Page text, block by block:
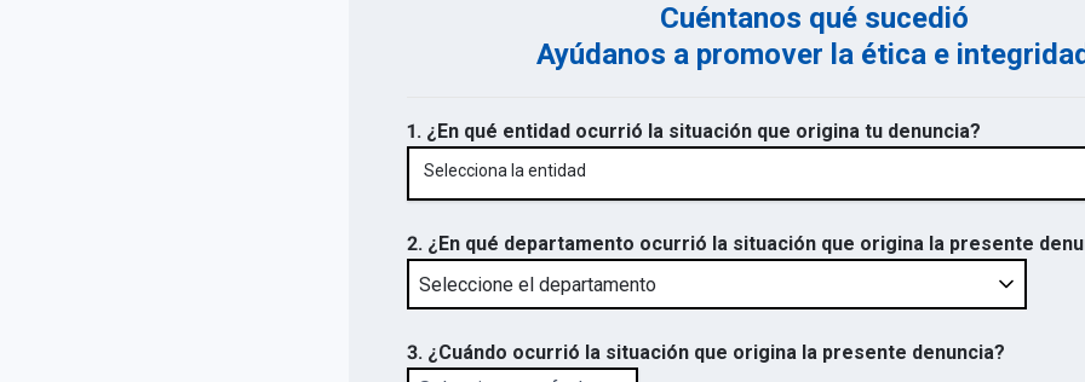
Cuéntanos qué sucedió
Ayúdanos a promover la ética e integridad
1. ¿En qué entidad ocurrió la situación que origina tu denuncia?
Selecciona la entidad
2. ¿En qué departamento ocurrió la situación que origina la presente
3. ¿Cuándo ocurrió la situación que origina la presente denuncia?